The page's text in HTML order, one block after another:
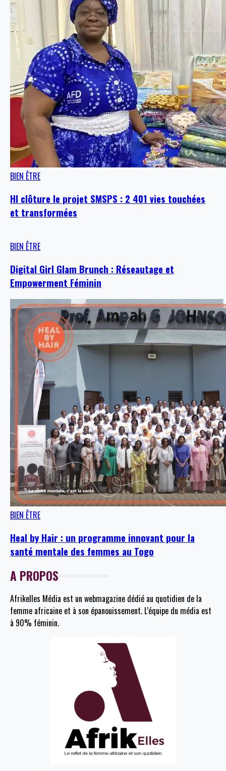
BIEN ÊTRE
HI clôture le projet SMSPS : 2 401 vies touchées
et transformées
BIEN ÊTRE
Digital Girl Glam Brunch : Réseautage et
Empowerment Féminin
BIEN ÊTRE
Heal by Hair : un programme innovant pour la
santé mentale des femmes au Togo
A PROPOS
Afrikelles Média est un webmagazine dédié au quotidien de la
femme africaine et à son épanouissement. L’équipe du média est
à 90% féminin.